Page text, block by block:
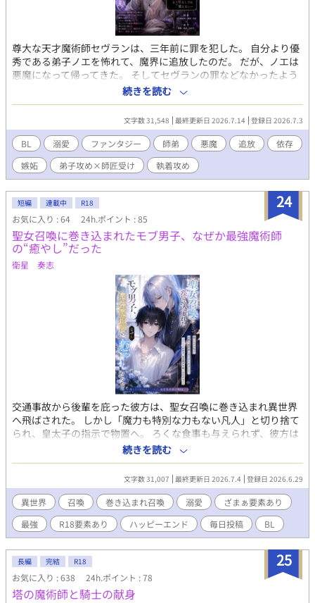
尊大な天才魔術師セヴランは、三年前に罪を犯した。 自分より優
秀である弟子ノエを怖れて、魔界に追放したのだ。 だが、ノエは
悪魔になって帰ってきた。 そしてセヴランの罪などなかったよう
に、再び弟子として振舞い始めたのだ。 「先生、今度は捨てない
でくださいね」 時を同じくして、セヴランの魔力が不安定になり
始める。 原因の追究もままならないまま、セヴランはノエに依存
し始めた。 「大丈夫、私が先生を守ってあげますよ」 「馬鹿にし
やがって！」 魔力を補給するため、必要となるのは口付け、そし
て――。 普段は傲慢なのに慣れない行為に戸惑うセヴラン。 執着
と愛情を隠そうともしないノエ。 『執着溺愛弟子×傲慢師匠』 逃
げ場のない依存関係から始まる、歳の差師弟BL。 追放したら執着
を拗らせて帰ってきた最強弟子に、人生を握られた天才魔術師の
お話。 ※他サイトさんにも投稿します
続きを読む
文字数 31,548 最終更新日 2026.7.14 登録日 2026.7.3
BL 溺愛 ファンタジー 師弟 悪魔 追放
依存
嫉妬
弟子攻め×師匠受け 執着攻め
24
短編 連載中 R18
お気に入り : 64 24h.ポイント : 85
聖女召喚に巻き込まれたモブ男子、なぜか最強魔術師
の“癒やし”だった
衛星 奏志
交通事故から後輩を庇った彼方は、聖女召喚に巻き込まれ異世界
へ飛ばされた。 しかし「魔力も特別な力もない凡人」と切り捨て
られ、皇太子の指示で物置へ。 ろくな食事も与えられず、彼方は
静かに死を待つだけだった。 そんな彼を救い出したのは、冷酷と
噂される最強魔術師・ライゼル。 慢性的な魔力過多に苦しむ彼に
とって、"他者の魔力を吸う"彼方の体質は、 長年の不調を癒やす
唯一の存在だった。 打算から始まったはずの同居。 けれど誰も恨
まず、感謝と心配ばかり向けてくる彼方に、 ライゼルは初めて素
の自分でいられる場所を見つけてしまう。 一方、共に召喚された
聖女は、彼方を見捨てた王家を糾弾するべく動き出す。 偽りの証
拠、民への裏切り——重ねた罪には、相応の報いを。 そして彼方
には、元の世界へ帰る選択肢が示される。 家族の待つ世界か、愛
する人の待つ腕か。 優しさで結ばれた二人の、溺愛異世界召喚
BL。 罪はきちんと裁かれ、最後はあたたかく。全六話・完結済み
です。 ※第六話に性描写あり
続きを読む
文字数 31,007 最終更新日 2026.7.4 登録日 2026.6.29
異世界 召喚 巻き込まれ召喚 溺愛
ざまぁ要素あり
最強
R18要素あり ハッピーエンド 毎日投稿 BL
25
長編 完結 R18
お気に入り : 638 24h.ポイント : 78
塔の魔術師と騎士の献身